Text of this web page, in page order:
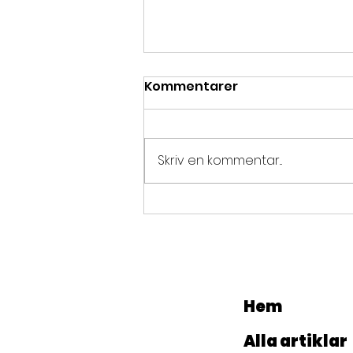
Kommentarer
Skriv en kommentar...
Hem
Alla artiklar